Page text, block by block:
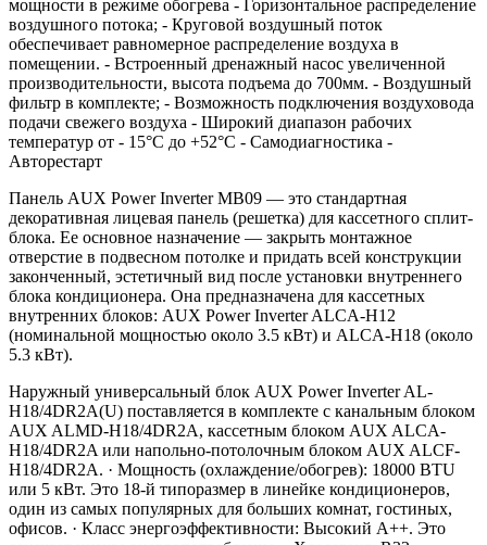
мощности в режиме обогрева - Горизонтальное распределение
воздушного потока; - Круговой воздушный поток
обеспечивает равномерное распределение воздуха в
помещении. - Встроенный дренажный насос увеличенной
производительности, высота подъема до 700мм. - Воздушный
фильтр в комплекте; - Возможность подключения воздуховода
подачи свежего воздуха - Широкий диапазон рабочих
температур от - 15°С до +52°С - Самодиагностика -
Авторестарт
Панель AUX Power Inverter MB09 — это стандартная
декоративная лицевая панель (решетка) для кассетного сплит-
блока. Ее основное назначение — закрыть монтажное
отверстие в подвесном потолке и придать всей конструкции
законченный, эстетичный вид после установки внутреннего
блока кондиционера. Она предназначена для кассетных
внутренних блоков: AUX Power Inverter ALCA-H12
(номинальной мощностью около 3.5 кВт) и ALCA-H18 (около
5.3 кВт).
Наружный универсальный блок AUX Power Inverter AL-
H18/4DR2A(U) поставляется в комплекте c канальным блоком
AUX ALMD-H18/4DR2A, кассетным блоком AUX ALCA-
H18/4DR2A или напольно-потолочным блоком AUX ALCF-
H18/4DR2A. · Мощность (охлаждение/обогрев): 18000 BTU
или 5 кВт. Это 18-й типоразмер в линейке кондиционеров,
один из самых популярных для больших комнат, гостиных,
офисов. · Класс энергоэффективности: Высокий A++. Это